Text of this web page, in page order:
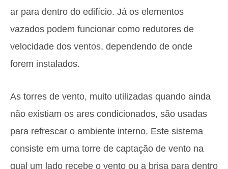
ar para dentro do edifício. Já os elementos
vazados podem funcionar como redutores de
velocidade dos ventos, dependendo de onde
forem instalados.
As torres de vento, muito utilizadas quando ainda
não existiam os ares condicionados, são usadas
para refrescar o ambiente interno. Este sistema
consiste em uma torre de captação de vento na
qual um lado recebe o vento ou a brisa para dentro